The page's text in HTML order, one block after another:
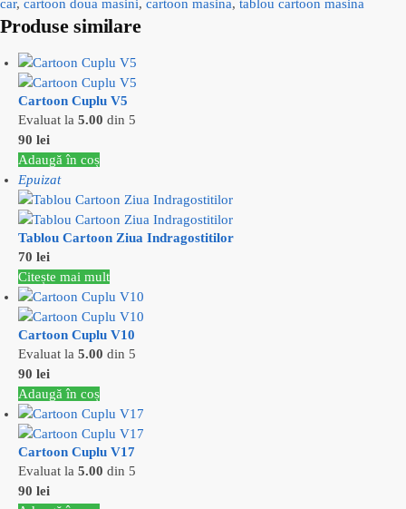
car, cartoon doua masini, cartoon masina, tablou cartoon masina
Produse similare
Cartoon Cuplu V5
Evaluat la 5.00 din 5
90 lei
Adaugă în coș
Epuizat
Tablou Cartoon Ziua Indragostitilor
70 lei
Citește mai mult
Cartoon Cuplu V10
Evaluat la 5.00 din 5
90 lei
Adaugă în coș
Cartoon Cuplu V17
Evaluat la 5.00 din 5
90 lei